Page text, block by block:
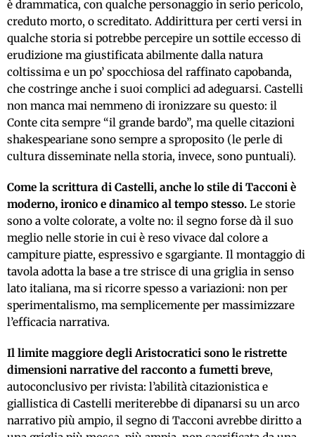
è drammatica, con qualche personaggio in serio pericolo,
creduto morto, o screditato. Addirittura per certi versi in
qualche storia si potrebbe percepire un sottile eccesso di
erudizione ma giustificata abilmente dalla natura
coltissima e un po’ spocchiosa del raffinato capobanda,
che costringe anche i suoi complici ad adeguarsi. Castelli
non manca mai nemmeno di ironizzare su questo: il
Conte cita sempre “il grande bardo”, ma quelle citazioni
shakespeariane sono sempre a sproposito (le perle di
cultura disseminate nella storia, invece, sono puntuali).
Come la scrittura di Castelli, anche lo stile di Tacconi è
moderno, ironico e dinamico al tempo stesso. Le storie
sono a volte colorate, a volte no: il segno forse dà il suo
meglio nelle storie in cui è reso vivace dal colore a
campiture piatte, espressivo e sgargiante. Il montaggio di
tavola adotta la base a tre strisce di una griglia in senso
lato italiana, ma si ricorre spesso a variazioni: non per
sperimentalismo, ma semplicemente per massimizzare
l’efficacia narrativa.
Il limite maggiore degli Aristocratici sono le ristrette
dimensioni narrative del racconto a fumetti breve,
autoconclusivo per rivista: l’abilità citazionistica e
giallistica di Castelli meriterebbe di dipanarsi su un arco
narrativo più ampio, il segno di Tacconi avrebbe diritto a